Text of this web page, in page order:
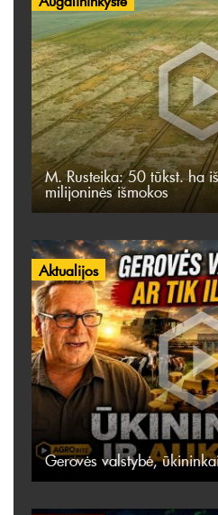
M. Rusteika: 50 tūkst. ha
milijoninės išmokos
Aktualijos
Gerovės valstybė,